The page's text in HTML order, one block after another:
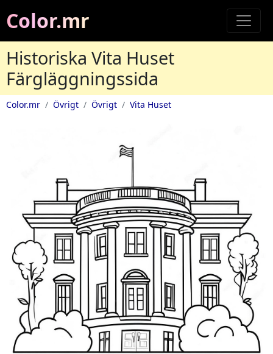
Color.mr
Historiska Vita Huset
Färgläggningssida
Color.mr Övrigt Övrigt Vita Huset